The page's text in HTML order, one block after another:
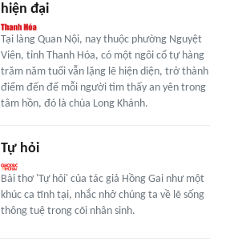
hiện đại
Tại làng Quan Nội, nay thuộc phường Nguyệt
Viên, tỉnh Thanh Hóa, có một ngôi cổ tự hàng
trăm năm tuổi vẫn lặng lẽ hiện diện, trở thành
điểm đến để mỗi người tìm thấy an yên trong
tâm hồn, đó là chùa Long Khánh.
Tự hỏi
Bài thơ 'Tự hỏi' của tác giả Hồng Gai như một
khúc ca tĩnh tại, nhắc nhở chúng ta về lẽ sống
thông tuệ trong cõi nhân sinh.